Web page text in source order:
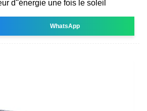
d''énergie une fois le soleil
WhatsApp